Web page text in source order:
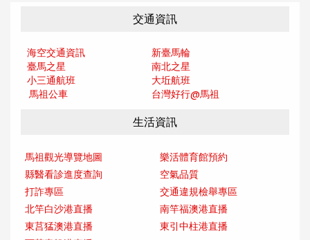
交通資訊
海空交通資訊
新臺馬輪
臺馬之星
南北之星
小三通航班
大坵航班
馬祖公車
台灣好行@馬祖
生活資訊
馬祖觀光導覽地圖
樂活體育館預約
縣醫看診進度查詢
空氣品質
打詐專區
交通違規檢舉專區
北竿白沙港直播
南竿福澳港直播
東莒猛澳港直播
東引中柱港直播